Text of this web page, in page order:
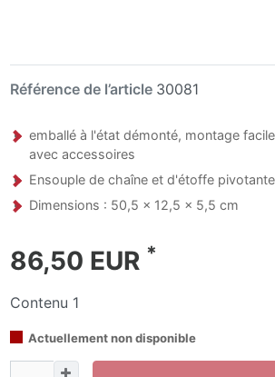
Référence de l’article 30081
emballé à l'état démonté, montage
avec accessoires
Ensouple de chaîne et d'étoffe
Dimensions : 50,5 x 12,5 x 5,5 cm
86,50 EUR *
Contenu 1
Actuellement non disponible